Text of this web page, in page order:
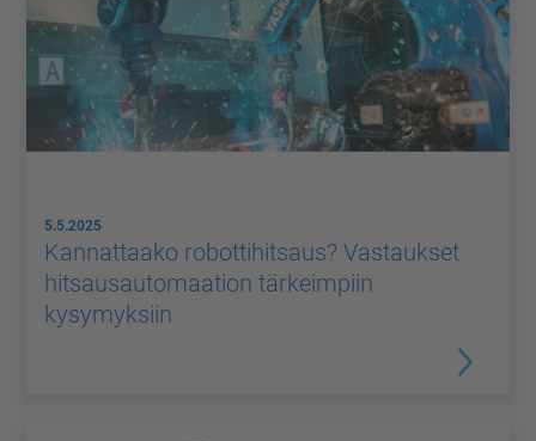
5.5.2025
Kannattaako robottihitsaus? Vastaukset
hitsausautomaation tärkeimpiin
kysymyksiin